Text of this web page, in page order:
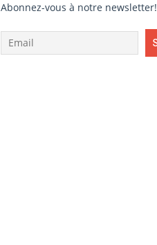
Abonnez-vous à notre newsletter!